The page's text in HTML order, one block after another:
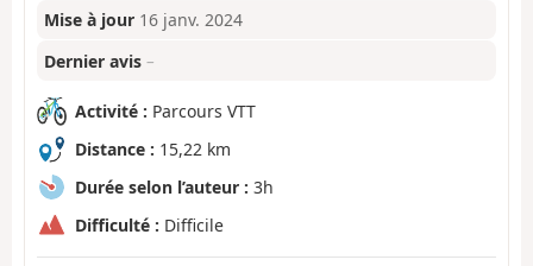
Mise à jour 16 janv. 2024
Dernier avis –
Activité : Parcours VTT
Distance : 15,22 km
Durée selon l’auteur : 3h
Difficulté : Difficile